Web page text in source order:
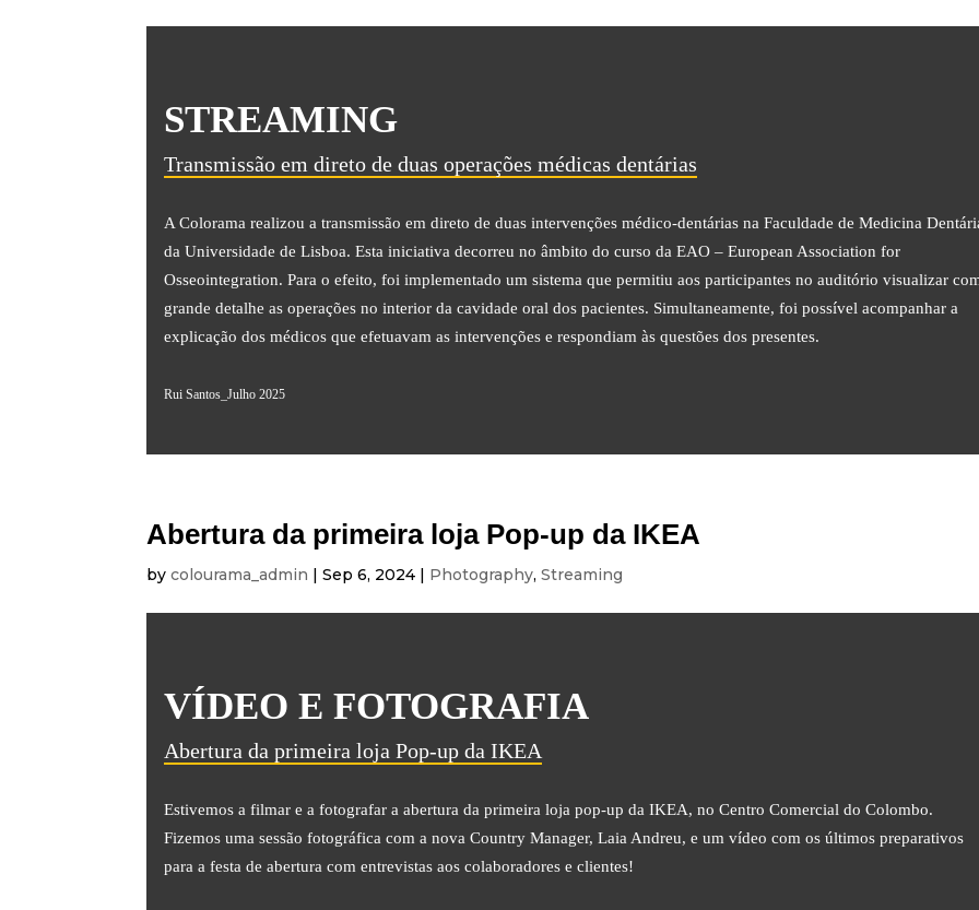
STREAMING
Transmissão em direto de duas operações médicas dentárias
A Colorama realizou a transmissão em direto de duas intervenções médico-dentárias na Faculdade de Medicina
da Universidade de Lisboa. Esta iniciativa decorreu no âmbito do curso da EAO – European Association for
Osseointegration. Para o efeito, foi implementado um sistema que permitiu aos participantes no auditório visualizar
grande detalhe as operações no interior da cavidade oral dos pacientes. Simultaneamente, foi possível acompanhar a
explicação dos médicos que efetuavam as intervenções e respondiam às questões dos presentes.
Rui Santos_Julho 2025
Abertura da primeira loja Pop-up da IKEA
bycolourama_admin |Sep 6, 2024 | Photography,Streaming
VÍDEO E FOTOGRAFIA
Abertura da primeira loja Pop-up da IKEA
Estivemos a filmar e a fotografar a abertura da primeira loja pop-up da IKEA, no Centro Comercial do Colombo.
Fizemos uma sessão fotográfica com a nova Country Manager, Laia Andreu, e um vídeo com os últimos preparativos
para a festa de abertura com entrevistas aos colaboradores e clientes!